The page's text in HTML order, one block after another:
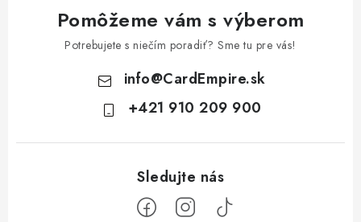
Pomôžeme vám s výberom
Potrebujete s niečím poradiť? Sme tu pre vás!
info@CardEmpire.sk
+421 910 209 900